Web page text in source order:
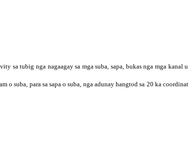
sa tubig nga nagaagay sa mga suba, sapa, bukas nga mga
suba, para sa sapa o suba, nga adunay hangtod sa 20 ka